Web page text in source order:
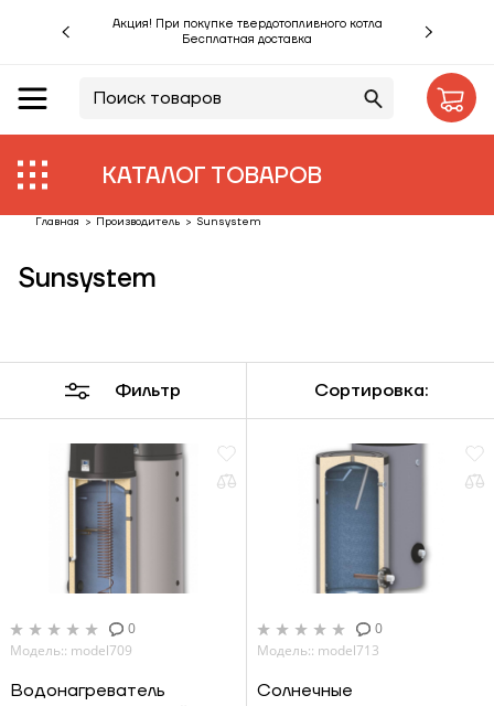
Акция! При покупке твердотопливного котла
Бесплатная доставка
КАТАЛОГ ТОВАРОВ
Акции %
Производители
Объекты
Монтаж
Статьи
Контакты
Главная > Производитель > Sunsystem
Sunsystem
Фильтр Сортировка:
0
Модель:: model709
Водонагреватель
0
Модель:: model713
Солнечные